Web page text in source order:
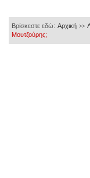
Βρίσκεστε εδώ: Αρχική >>
Μουτζούρης;